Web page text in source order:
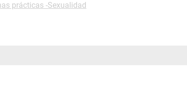
prácticas -Sexualidad